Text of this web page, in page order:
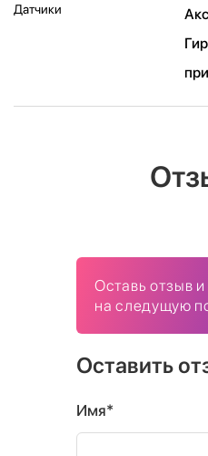
Датчики
Оставь отзыв и
на следущую
Оставить
Имя*